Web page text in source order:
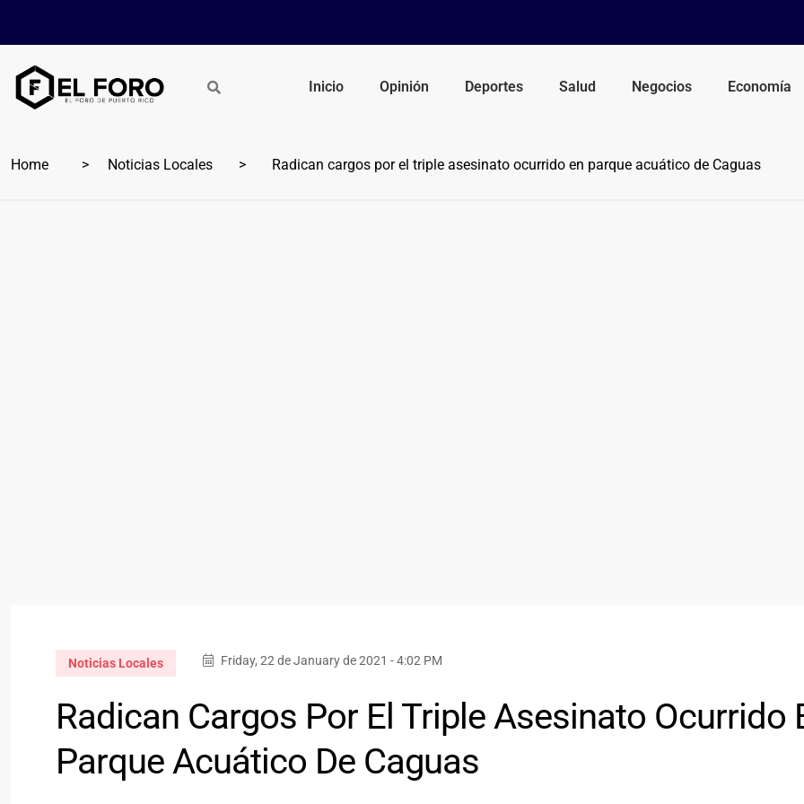
Inicio Opinión Deportes Salud Negocios Economía
Home Noticias Locales Radican cargos por el triple asesinato ocurrido en parque acuático de Caguas
Noticias Locales Friday, 22 de January de 2021 - 4:02 PM
Radican Cargos Por El Triple Asesinato Ocurrido
Parque Acuático De Caguas